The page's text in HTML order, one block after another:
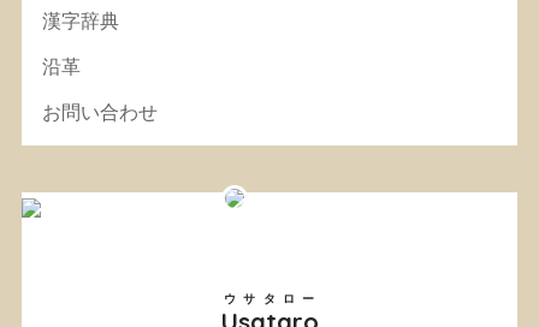
漢字辞典
沿革
お問い合わせ
ウサタロー